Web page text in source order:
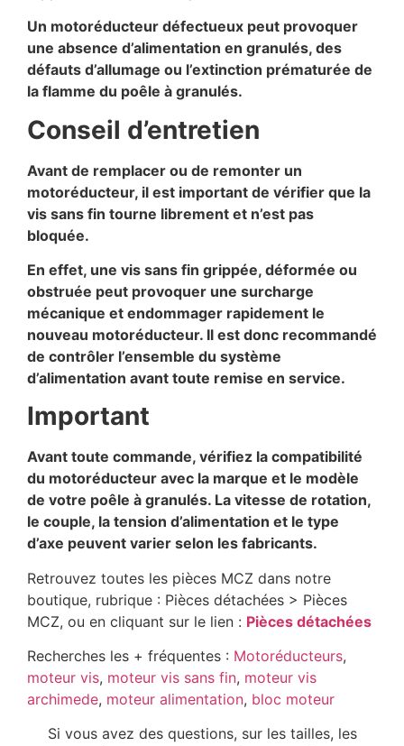
Un motoréducteur défectueux peut provoquer
une absence d’alimentation en granulés, des
défauts d’allumage ou l’extinction prématurée de
la flamme du poêle à granulés.
Conseil d’entretien
Avant de remplacer ou de remonter un
motoréducteur, il est important de vérifier que la
vis sans fin tourne librement et n’est pas
bloquée.
En effet, une vis sans fin grippée, déformée ou
obstruée peut provoquer une surcharge
mécanique et endommager rapidement le
nouveau motoréducteur. Il est donc recommandé
de contrôler l’ensemble du système
d’alimentation avant toute remise en service.
Important
Avant toute commande, vérifiez la compatibilité
du motoréducteur avec la marque et le modèle
de votre poêle à granulés. La vitesse de rotation,
le couple, la tension d’alimentation et le type
d’axe peuvent varier selon les fabricants.
Retrouvez toutes les pièces MCZ dans notre
boutique, rubrique : Pièces détachées > Pièces
MCZ, ou en cliquant sur le lien : Pièces détachées
Recherches les + fréquentes : Motoréducteurs,
moteur vis, moteur vis sans fin, moteur vis
archimede, moteur alimentation, bloc moteur
Si vous avez des questions, sur les tailles, les